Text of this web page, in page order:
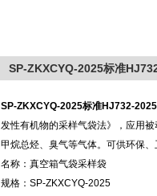
SP-ZKXCYQ-2025标准
SP-ZKXCYQ-2025标准HJ732-
发性有机物的采样气袋法》，应用
甲烷总烃、臭气等气体。可供环保
名称：真空箱气袋采样袋
规格：SP-ZKXCYQ-2025